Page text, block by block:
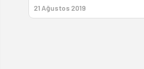
21 Ağustos 2019